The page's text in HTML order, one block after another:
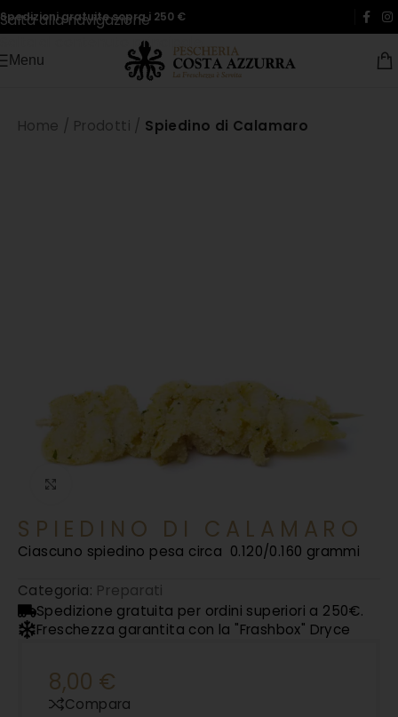
Salta alla navigazione
Salta al contenuto principale
Spedizioni gratuite sopra i 250 €
Menu
Home / Prodotti / Spiedino di Calamaro
SPIEDINO DI CALAMARO
Ciascuno spiedino pesa circa 0.120/0.160 grammi
Categoria: Preparati
Spedizione gratuita per ordini superiori a 250€.
Freschezza garantita con la "Frashbox" Dryce
8,00 €
Compara